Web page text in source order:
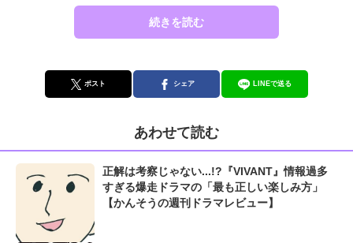
続きを読む
ポスト シェア LINEで送る
あわせて読む
正解は考察じゃない...!?『VIVANT』情報過多
すぎる爆走ドラマの「最も正しい楽しみ方」
【かんそうの週刊ドラマレビュー】